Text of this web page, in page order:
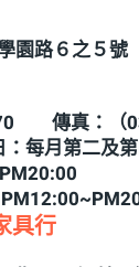
園路６之５號
傳真：（
每月第二及第
具行